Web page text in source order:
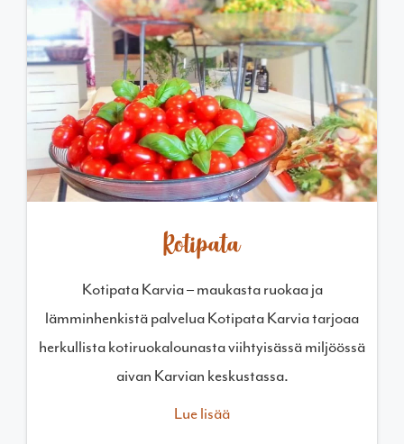
Kotipata
Kotipata Karvia – maukasta ruokaa ja
lämminhenkistä palvelua Kotipata Karvia tarjoaa
herkullista kotiruokalounasta viihtyisässä miljöössä
aivan Karvian keskustassa.
Lue lisää